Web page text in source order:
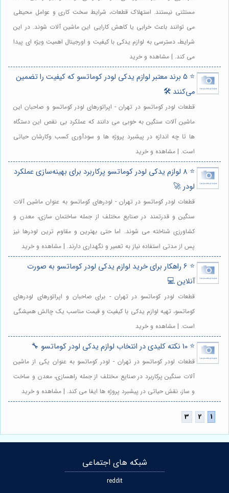
مستثنی نیستند. استهلاک قطعات، شرایط سخت کاری و عوامل محیطی
می توانند باعث خرابی یا کاهش کارایی این ماشین آلات شوند. در این
شرایط، دسترسی به لوازم یدکی با کیفیت و اورجینال اهمیت ویژه ای پیدا
می کند. | مشاهده و خرید
⭐️ 5 برند معتبر لوازم یدکی لودر کوماتسو که کیفیت را تضمین
می‌کنند 🛠️
قطعات لودر کوماتسو در تهران - اپراتورهای لودر کوماتسو و صاحبان این
ماشین آلات سنگین به خوبی می دانند که عملکرد بی نقص این دستگاه
ها تا چه اندازه در پیشبرد پروژه ها و سودآوری کسب وکارشان حیاتی
است. | مشاهده و خرید
⭐️ 8 لوازم یدکی لودر کوماتسو پرکاربرد برای بهینه‌سازی عملکرد
لودر 🚀
قطعات لودر کوماتسو در تهران - لودرهای کوماتسو به عنوان ماشین آلات
سنگین و قدرتمند در صنایع مختلف از جمله ساختمان سازی، معدن و
کشاورزی شناخته می شوند. اما حتی بهترین و مقاوم ترین لودرها نیز
پس از مدتی استفاده نیاز به تعمیر و نگهداری دارند. | مشاهده و خرید
⭐️ 6 راهکار برای خرید لوازم یدکی لودر کوماتسو به صورت
آنلاین 💻
قطعات لودر کوماتسو در تهران - برای صاحبان و اپراتورهای لودرهای
کوماتسو، تهیه لوازم یدکی با کیفیت و قیمت مناسب یک چالش همیشگی
است. | مشاهده و خرید
⭐️ 10 نکته کلیدی در انتخاب لوازم یدکی لودر کوماتسو 🔧
قطعات لودر کوماتسو در تهران - لودر کوماتسو به عنوان یکی از ماشین
آلات سنگین پرکاربرد در صنایع مختلف از جمله راهسازی، معدن و ساخت
و ساز، نقش حیاتی در پیشبرد پروژه ها ایفا می کند. | مشاهده و خرید
شبکه های اجتماعی
reddit